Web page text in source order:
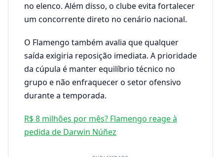
no elenco. Além disso, o clube evita fortalecer
um concorrente direto no cenário nacional.
O Flamengo também avalia que qualquer
saída exigiria reposição imediata. A prioridade
da cúpula é manter equilíbrio técnico no
grupo e não enfraquecer o setor ofensivo
durante a temporada.
R$ 8 milhões por mês? Flamengo reage à
pedida de Darwin Núñez